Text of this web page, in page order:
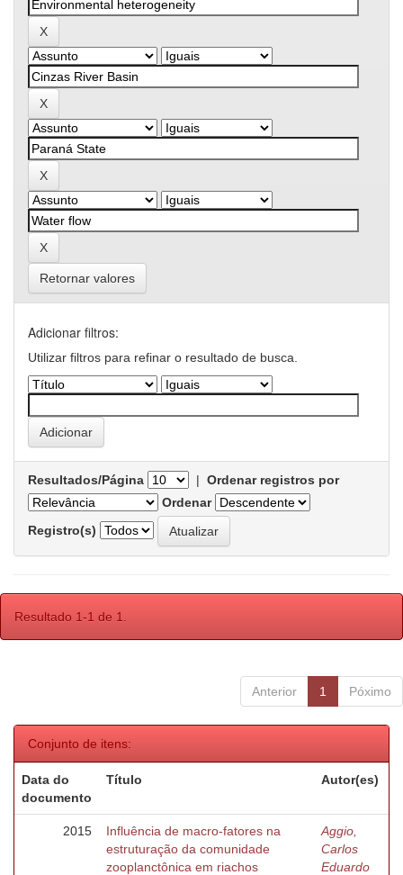
Retornar valores
Adicionar filtros:
Utilizar filtros para refinar o resultado de busca.
Resultados/Página | Ordenar registros por
Ordenar
Registro(s)
Resultado 1-1 de 1.
Anterior 1 Póximo
Conjunto de itens:
Data do
documento
Título Autor(es)
2015
Influência de macro-fatores na
estruturação da comunidade
zooplanctônica em riachos
Aggio,
Carlos
Eduardo